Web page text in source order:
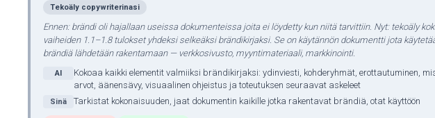
Tekoäly copywriterinasi
Ennen: brändi oli hajallaan useissa dokumenteissa joita ei löydetty kun niitä tarvittiin. Nyt: tekoäly
vaiheiden 1.1–1.8 tulokset yhdeksi selkeäksi brändikirjaksi. Se on käytännön dokumentti jota
brändiä lähdetään rakentamaan — verkkosivusto, myyntimateriaali, markkinointi.
AI
Kokoaa kaikki elementit valmiiksi brändikirjaksi: ydinviesti, kohderyhmät, erottautuminen,
arvot, äänensävy, visuaalinen ohjeistus ja toteutuksen seuraavat askeleet
Sinä Tarkistat kokonaisuuden, jaat dokumentin kaikille jotka rakentavat brändiä, otat käyttöön